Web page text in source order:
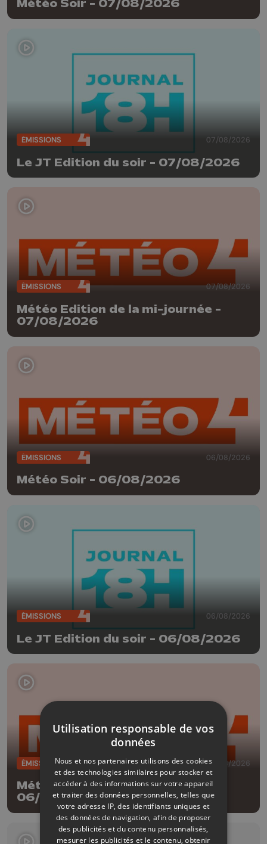
Météo Soir - 07/08/2026
ÉMISSIONS 07/08/2026
Le JT Edition du soir - 07/08/2026
ÉMISSIONS 07/08/2026
Météo Edition de la mi-journée -
07/08/2026
ÉMISSIONS 06/08/2026
Météo Soir - 06/08/2026
ÉMISSIONS 06/08/2026
Le JT Edition du soir - 06/08/2026
ÉMISSIONS 06/08/2026
Météo Edition de la mi-journée -
06/08/2026
Utilisation responsable de vos
données
Nous et nos partenaires utilisons des cookies
et des technologies similaires pour stocker et
accéder à des informations sur votre appareil
et traiter des données personnelles, telles que
votre adresse IP, des identifiants uniques et
des données de navigation, afin de proposer
des publicités et du contenu personnalisés,
mesurer les publicités et le contenu, obtenir